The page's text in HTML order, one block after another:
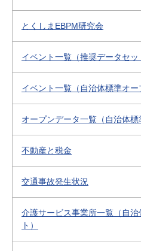
とくしまEBPM研究会
イベント一覧（推奨データセッ
イベント一覧（自治体標準オー
オープンデータ一覧（自治体標
不動産と税金
交通事故発生状況
介護サービス事業所一覧（自
ト）